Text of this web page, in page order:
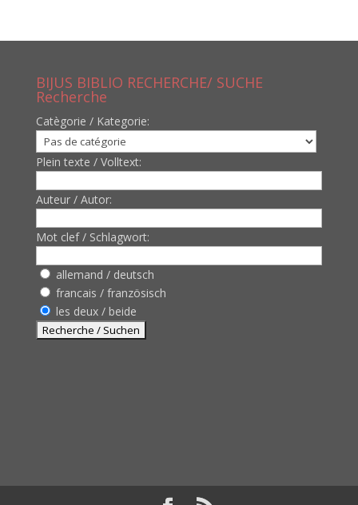
BIJUS BIBLIO RECHERCHE/ SUCHE
Recherche
Catègorie / Kategorie:
Plein texte / Volltext:
Auteur / Autor:
Mot clef / Schlagwort:
allemand / deutsch
francais / französisch
les deux / beide